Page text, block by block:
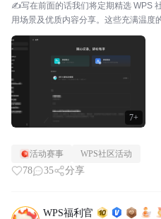
7+
✍️写在前面的话我们将定期精选 WPS
用场景及优质内容分享。这些充满温度
灵感，更搭建起官方与用户的双向沟通
视。⭐关于WPS社区WPS社区（
活动赛事 WPS社区活动
78 35 分享
WPS福利官